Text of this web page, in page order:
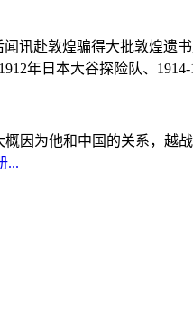
讯赴敦煌骗得大批敦煌遗
年日本大谷探险队、
概因为他和中国的关系，
...